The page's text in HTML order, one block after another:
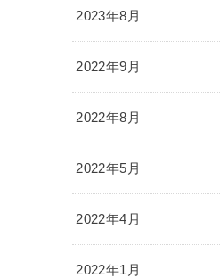
2023年8月
2022年9月
2022年8月
2022年5月
2022年4月
2022年1月